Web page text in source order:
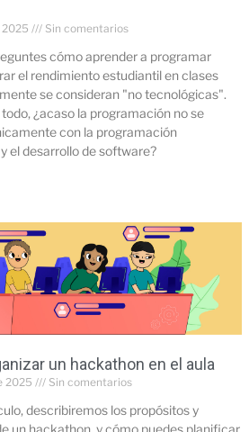
2025 Sin comentarios
cómo aprender a programar
el rendimiento estudiantil en clases
se consideran "no tecnológicas".
¿acaso la programación no se
con la programación
el desarrollo de software?
un hackathon en el aula
2025 Sin comentarios
describiremos los propósitos y
un hackathon, y cómo puedes planificar